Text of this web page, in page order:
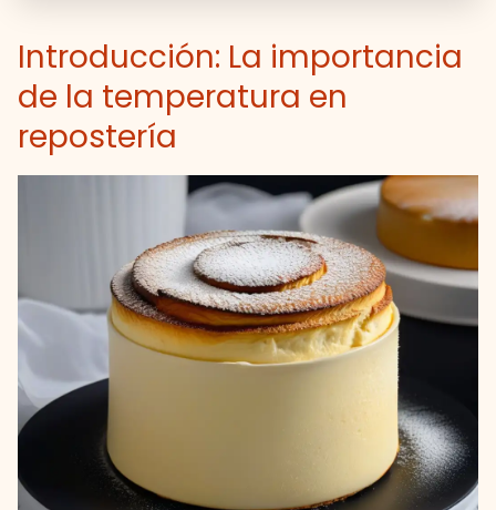
Introducción: La importancia
de la temperatura en
repostería